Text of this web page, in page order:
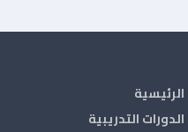
الرئيسية
الدورات التدريبية